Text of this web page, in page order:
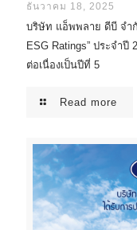
ธันวาคม 18, 2025
บริษัท แอ็พพลาย ดีบี จำกั
ESG Ratings” ประจำปี
ต่อเนื่องเป็นปีที่ 5
Read more